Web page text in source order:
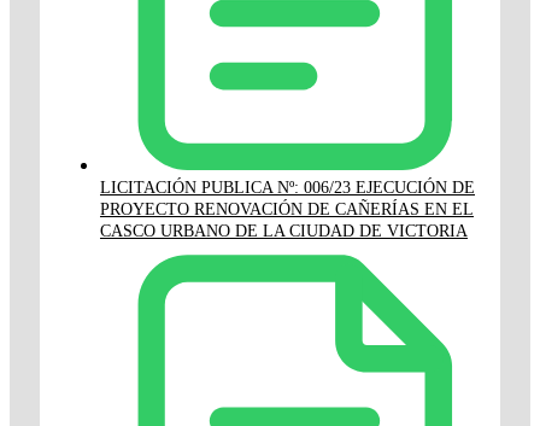
LICITACIÓN PUBLICA Nº: 006/23 EJECUCIÓN DE
PROYECTO RENOVACIÓN DE CAÑERÍAS EN EL
CASCO URBANO DE LA CIUDAD DE VICTORIA